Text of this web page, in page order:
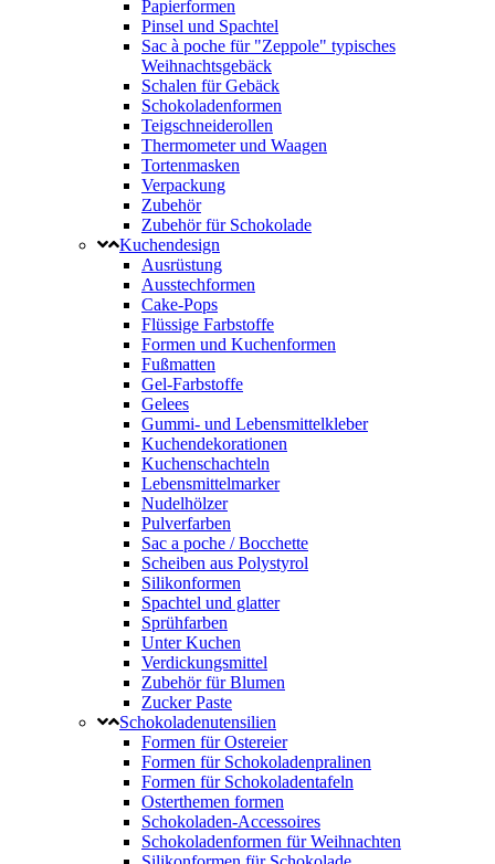
Papierformen
Pinsel und Spachtel
Sac à poche für "Zeppole" typisches
Weihnachtsgebäck
Schalen für Gebäck
Schokoladenformen
Teigschneiderollen
Thermometer und Waagen
Tortenmasken
Verpackung
Zubehör
Zubehör für Schokolade
Kuchendesign
Ausrüstung
Ausstechformen
Cake-Pops
Flüssige Farbstoffe
Formen und Kuchenformen
Fußmatten
Gel-Farbstoffe
Gelees
Gummi- und Lebensmittelkleber
Kuchendekorationen
Kuchenschachteln
Lebensmittelmarker
Nudelhölzer
Pulverfarben
Sac a poche / Bocchette
Scheiben aus Polystyrol
Silikonformen
Spachtel und glatter
Sprühfarben
Unter Kuchen
Verdickungsmittel
Zubehör für Blumen
Zucker Paste
Schokoladenutensilien
Formen für Ostereier
Formen für Schokoladenpralinen
Formen für Schokoladentafeln
Osterthemen formen
Schokoladen-Accessoires
Schokoladenformen für Weihnachten